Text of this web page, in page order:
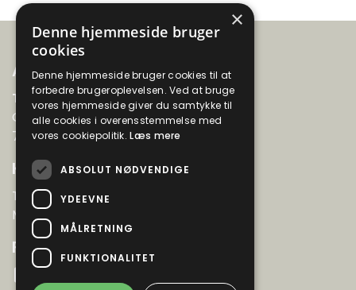
Adresse
Thyboernes Aftenskole
Gyvelvænget 99
7730 Hanstholm
Kontakt
Tlf. 22 66 45 88
Mail: info@thy-aftenskole.dk
Følg os
×
Denne hjemmeside bruger
cookies
Denne hjemmeside bruger cookies til at
forbedre brugeroplevelsen. Ved at bruge
vores hjemmeside giver du samtykke til
alle cookies i overensstemmelse med
vores cookiepolitik.Læs mere
ABSOLUT NØDVENDIGE
YDEEVNE
MÅLRETNING
FUNKTIONALITET